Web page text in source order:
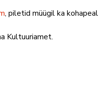
, piletid müügil ka kohapeal
Kultuuriamet.